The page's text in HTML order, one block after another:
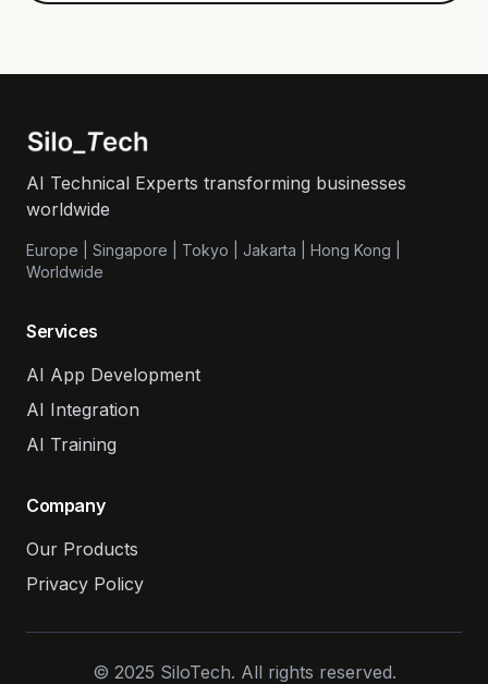
AI Technical Experts transforming businesses
worldwide
Europe | Singapore | Tokyo | Jakarta | Hong Kong |
Worldwide
Services
AI App Development
AI Integration
AI Training
Company
Our Products
Privacy Policy
© 2025 SiloTech. All rights reserved.